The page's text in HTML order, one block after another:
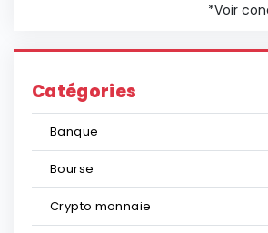
*Voir
Catégories
Banque
Bourse
Crypto monnaie